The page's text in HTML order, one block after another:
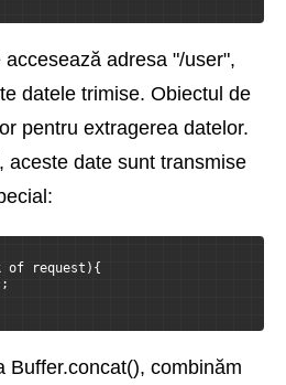
adresa "/user",
datele trimise. Obiectul de
pentru extragerea datelor.
aceste date sunt transmise
of request){
Buffer.concat(), combinăm